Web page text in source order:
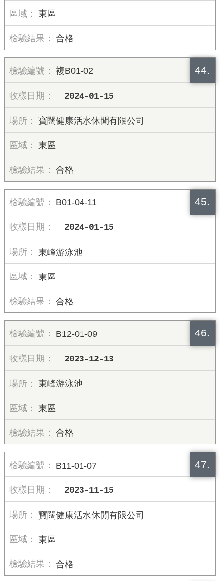
東區
合格
44.
複B01-02
2024-01-15
寶闊健康活水休閒有限公司
東區
合格
45.
B01-04-11
2024-01-15
東峰游泳池
東區
合格
46.
B12-01-09
2023-12-13
東峰游泳池
東區
合格
47.
B11-01-07
2023-11-15
寶闊健康活水休閒有限公司
東區
合格